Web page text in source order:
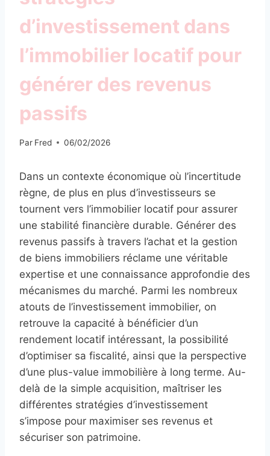
d’investissement dans
l’immobilier locatif pour
générer des revenus
passifs
Par Fred 06/02/2026
Dans un contexte économique où l’incertitude
règne, de plus en plus d’investisseurs se
tournent vers l’immobilier locatif pour assurer
une stabilité financière durable. Générer des
revenus passifs à travers l’achat et la gestion
de biens immobiliers réclame une véritable
expertise et une connaissance approfondie des
mécanismes du marché. Parmi les nombreux
atouts de l’investissement immobilier, on
retrouve la capacité à bénéficier d’un
rendement locatif intéressant, la possibilité
d’optimiser sa fiscalité, ainsi que la perspective
d’une plus-value immobilière à long terme. Au-
delà de la simple acquisition, maîtriser les
différentes stratégies d’investissement
s’impose pour maximiser ses revenus et
sécuriser son patrimoine.